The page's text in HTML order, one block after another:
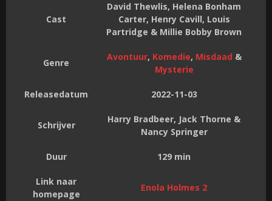
Cast
David Thewlis, Helena Bonham
Carter, Henry Cavill, Louis
Partridge & Millie Bobby Brown
Genre
Avontuur, Komedie, Misdaad &
Mysterie
Releasedatum 2022-11-03
Schrijver
Harry Bradbeer, Jack Thorne &
Nancy Springer
Duur 129 min
Link naar
homepage
Enola Holmes 2